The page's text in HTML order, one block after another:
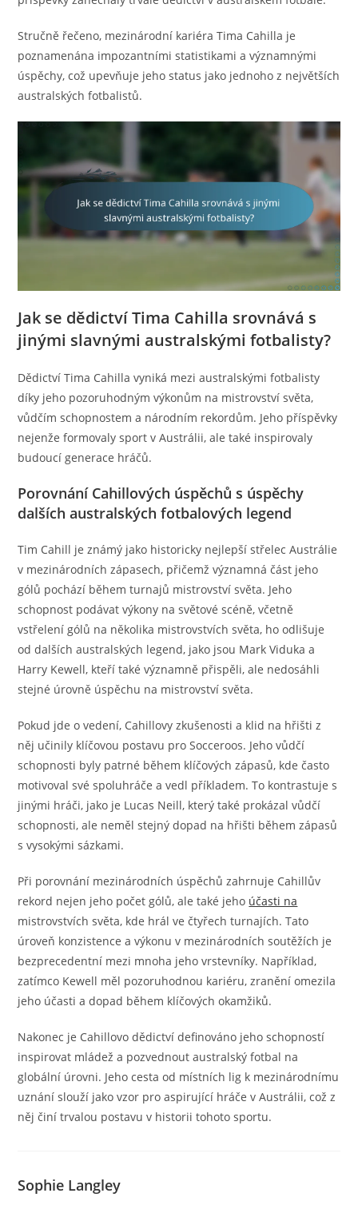
Stručně řečeno, mezinárodní kariéra Tima Cahilla je
poznamenána impozantními statistikami a významnými
úspěchy, což upevňuje jeho status jako jednoho z největších
australských fotbalistů.
Jak se dědictví Tima Cahilla srovnává s
jinými slavnými australskými fotbalisty?
Dědictví Tima Cahilla vyniká mezi australskými fotbalisty
díky jeho pozoruhodným výkonům na mistrovství světa,
vůdčím schopnostem a národním rekordům. Jeho příspěvky
nejenže formovaly sport v Austrálii, ale také inspirovaly
budoucí generace hráčů.
Porovnání Cahillových úspěchů s úspěchy
dalších australských fotbalových legend
Tim Cahill je známý jako historicky nejlepší střelec Austrálie
v mezinárodních zápasech, přičemž významná část jeho
gólů pochází během turnajů mistrovství světa. Jeho
schopnost podávat výkony na světové scéně, včetně
vstřelení gólů na několika mistrovstvích světa, ho odlišuje
od dalších australských legend, jako jsou Mark Viduka a
Harry Kewell, kteří také významně přispěli, ale nedosáhli
stejné úrovně úspěchu na mistrovství světa.
Pokud jde o vedení, Cahillovy zkušenosti a klid na hřišti z
něj učinily klíčovou postavu pro Socceroos. Jeho vůdčí
schopnosti byly patrné během klíčových zápasů, kde často
motivoval své spoluhráče a vedl příkladem. To kontrastuje s
jinými hráči, jako je Lucas Neill, který také prokázal vůdčí
schopnosti, ale neměl stejný dopad na hřišti během zápasů
s vysokými sázkami.
Při porovnání mezinárodních úspěchů zahrnuje Cahillův
rekord nejen jeho počet gólů, ale také jeho účasti na
mistrovstvích světa, kde hrál ve čtyřech turnajích. Tato
úroveň konzistence a výkonu v mezinárodních soutěžích je
bezprecedentní mezi mnoha jeho vrstevníky. Například,
zatímco Kewell měl pozoruhodnou kariéru, zranění omezila
jeho účasti a dopad během klíčových okamžiků.
Nakonec je Cahillovo dědictví definováno jeho schopností
inspirovat mládež a pozvednout australský fotbal na
globální úrovni. Jeho cesta od místních lig k mezinárodnímu
uznání slouží jako vzor pro aspirující hráče v Austrálii, což z
něj činí trvalou postavu v historii tohoto sportu.
Sophie Langley